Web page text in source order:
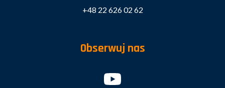
+48 22 626 02 62
Obserwuj nas